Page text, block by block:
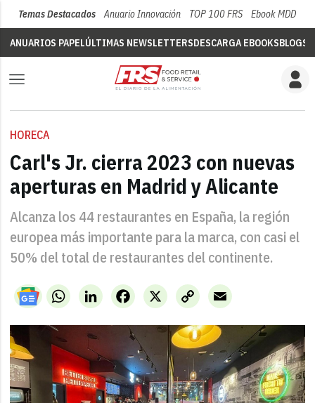
Temas Destacados Anuario Innovación TOP 100 FRS Ebook MDD
ANUARIOS PAPELÚLTIMAS NEWSLETTERSDESCARGA EBOOKSBLOGS
HORECA
Carl's Jr. cierra 2023 con nuevas
aperturas en Madrid y Alicante
Alcanza los 44 restaurantes en España, la región
europea más importante para la marca, con casi el
50% del total de restaurantes del continente.
WhatsAppLinkedIn X
Facebook
Copy
Link
Email